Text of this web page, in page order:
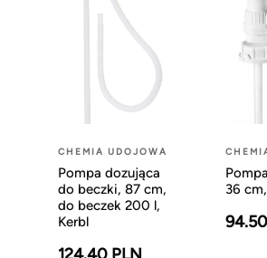
CHEMIA UDOJOWA
Pompa dozująca
do beczki, 87 cm,
do beczek 200 l,
Kerbl
36